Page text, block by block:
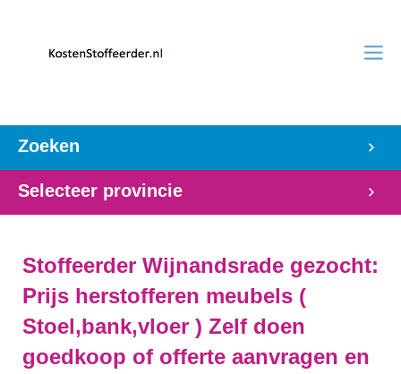
Zoeken
Selecteer provincie
Stoffeerder Wijnandsrade gezocht:
Prijs herstofferen meubels (
Stoel,bank,vloer ) Zelf doen
goedkoop of offerte aanvragen en